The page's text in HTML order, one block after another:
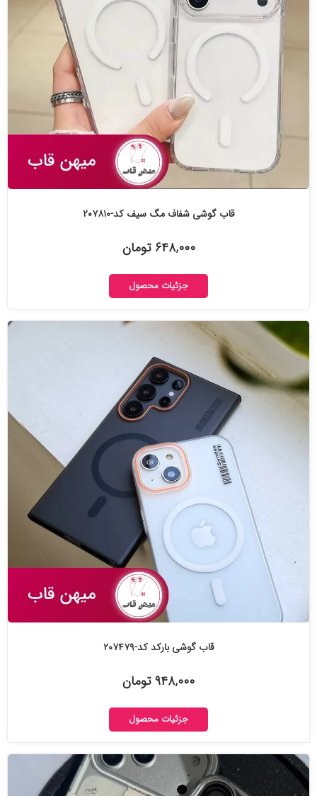
قاب گوشی شفاف مگ سیف کد-۲۰۷۸۱۰
۶۴۸,۰۰۰ تومان
جزئیات محصول
قاب گوشی بارکد کد-۲۰۷۴۷۹
۹۴۸,۰۰۰ تومان
جزئیات محصول